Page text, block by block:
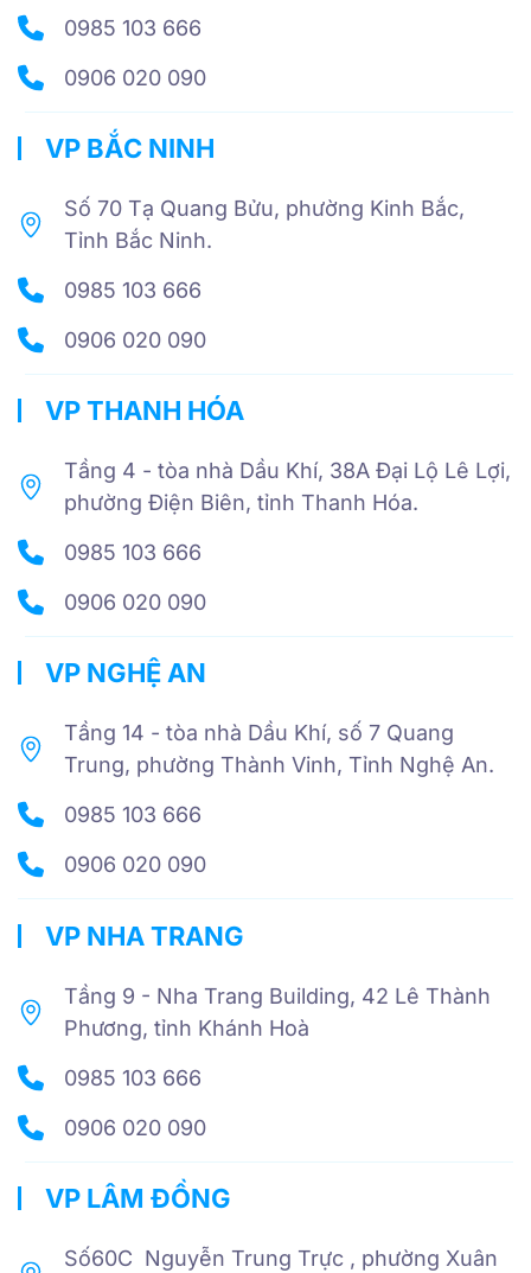
0985 103 666
0906 020 090
VP BẮC NINH
Số 70 Tạ Quang Bửu, phường Kinh Bắc,
Tỉnh Bắc Ninh.
0985 103 666
0906 020 090
VP THANH HÓA
Tầng 4 - tòa nhà Dầu Khí, 38A Đại Lộ Lê Lợi,
phường Điện Biên, tỉnh Thanh Hóa.
0985 103 666
0906 020 090
VP NGHỆ AN
Tầng 14 - tòa nhà Dầu Khí, số 7 Quang
Trung, phường Thành Vinh, Tỉnh Nghệ An.
0985 103 666
0906 020 090
VP NHA TRANG
Tầng 9 - Nha Trang Building, 42 Lê Thành
Phương, tỉnh Khánh Hoà
0985 103 666
0906 020 090
VP LÂM ĐỒNG
Số60C Nguyễn Trung Trực , phường Xuân